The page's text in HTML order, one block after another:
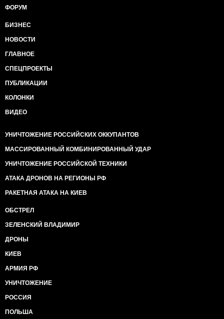
ФОРУМ
БИЗНЕС
НОВОСТИ
ГЛАВНОЕ
СПЕЦПРОЕКТЫ
ПУБЛИКАЦИИ
КОЛОНКИ
ВИДЕО
УНИЧТОЖЕНИЕ РОССИЙСКИХ ОККУПАНТОВ
МАССИРОВАННЫЙ КОМБИНИРОВАННЫЙ УДАР
УНИЧТОЖЕНИЕ РОССИЙСКОЙ ТЕХНИКИ
АТАКА ДРОНОВ НА РЕГИОНЫ РФ
РАКЕТНАЯ АТАКА НА КИЕВ
ОБСТРЕЛ
ЗЕЛЕНСКИЙ ВЛАДИМИР
ДРОНЫ
КИЕВ
АРМИЯ РФ
УНИЧТОЖЕНИЕ
РОССИЯ
ПОЛЬША